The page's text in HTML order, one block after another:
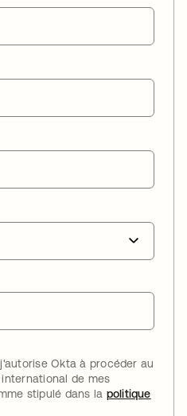
Okta à procéder au
de mes
stipulé dans la politique